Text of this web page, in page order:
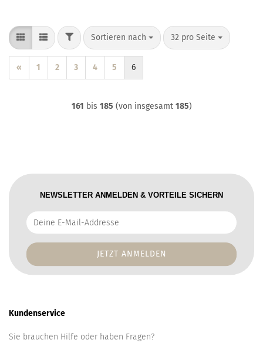
FILTERSortieren nach
Sortieren nach 32 pro Seite
pro Seite
« 1 2 3 4 5 6
161 bis 185 (von insgesamt 185)
NEWSLETTER ANMELDEN & VORTEILE SICHERN
Deine
E-
Addresse
Kundenservice
Sie brauchen Hilfe oder haben Fragen?